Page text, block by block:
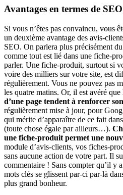
Avantages en termes de SEO
Si vous n’êtes pas convaincu, vous
un deuxième avantage des avis-
SEO. On parlera plus précisément
comme tout est lié dans une fiche-
parler. Une fiche-produit, surtout si
voire des milliers sur votre site, est
régulièrement. Vous ne pouvez pas
les quatre matins. Or, il est avéré que
d’une page tendent à renforcer
régulièrement mise à jour, pour
qui mérite d’apparaître de ce fait
(toute chose égale par ailleurs…).
une fiche-produit permet une
module d’avis-clients, vos fiches-
sans aucune action de votre part. Il
commentaire ! Sans compter qu’il y
mots clés se glissent par-ci par-là
plus grand bonheur.